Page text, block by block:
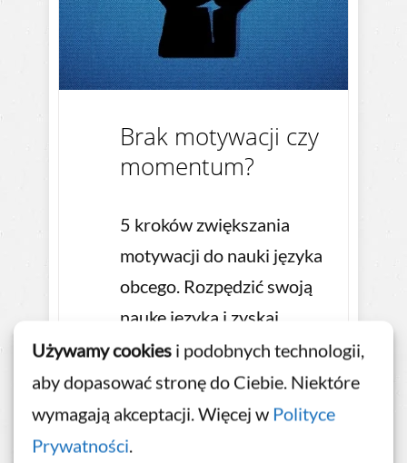
Używamy cookies i podobnych technologii,
aby dopasować stronę do Ciebie. Niektóre
wymagają akceptacji. Więcej w Polityce
Prywatności.
Brak motywacji czy
momentum?
5 kroków zwiększania
motywacji do nauki języka
obcego. Rozpędzić swoją
naukę języka i zyskaj
momentum!
CZYTAJ DALEJ...